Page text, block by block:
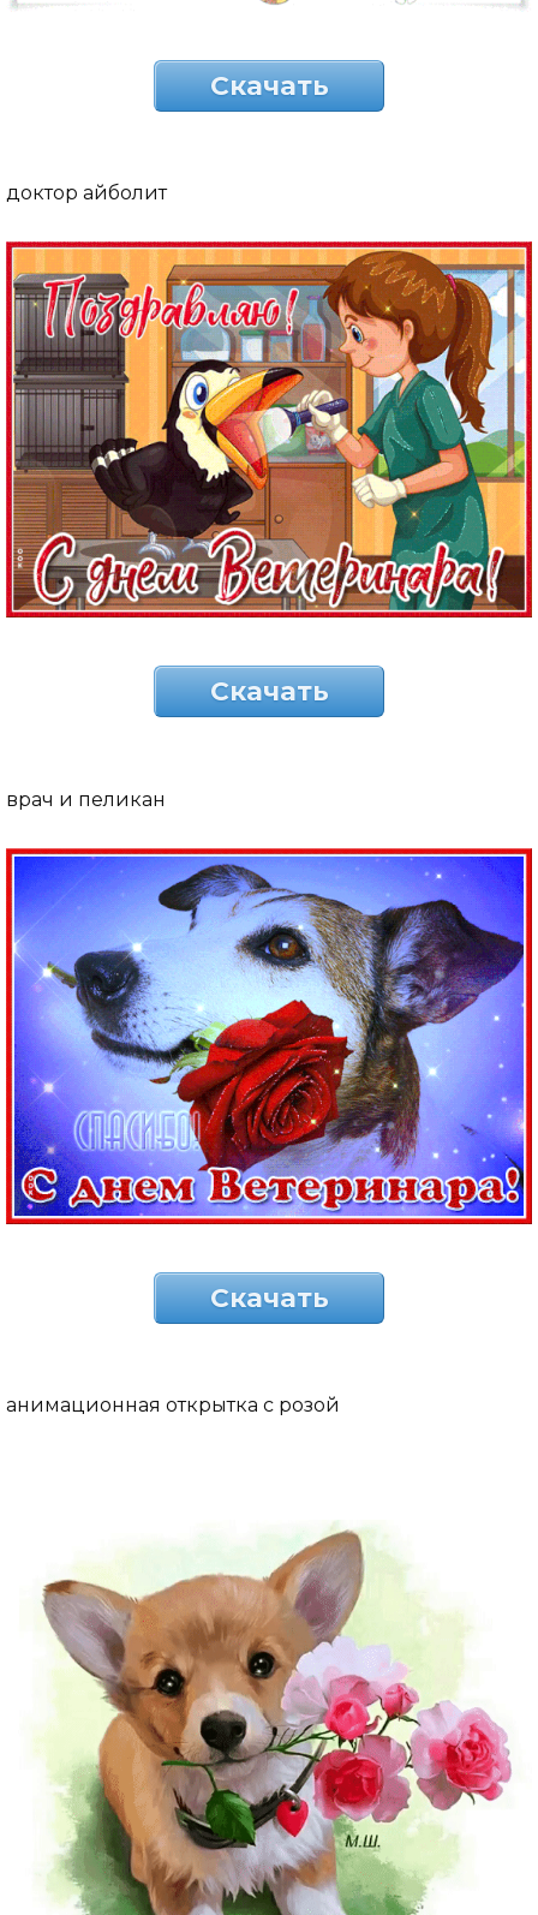
Скачать
доктор айболит
Скачать
врач и пеликан
Скачать
анимационная открытка с розой